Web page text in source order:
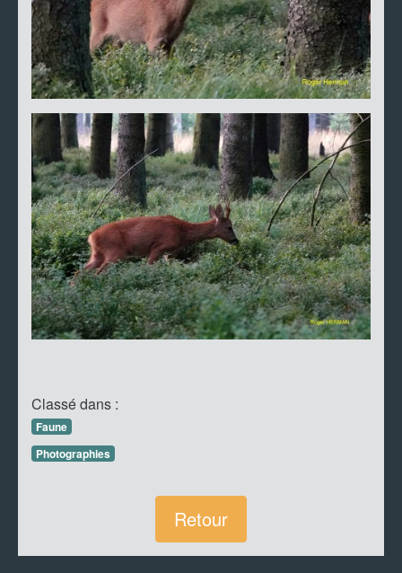
Classé dans :
Faune
Photographies
Retour